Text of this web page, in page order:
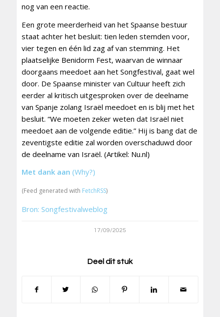
nog van een reactie.
Een grote meerderheid van het Spaanse bestuur
staat achter het besluit: tien leden stemden voor,
vier tegen en één lid zag af van stemming. Het
plaatselijke Benidorm Fest, waarvan de winnaar
doorgaans meedoet aan het Songfestival, gaat wel
door. De Spaanse minister van Cultuur heeft zich
eerder al kritisch uitgesproken over de deelname
van Spanje zolang Israël meedoet en is blij met het
besluit. “We moeten zeker weten dat Israël niet
meedoet aan de volgende editie.” Hij is bang dat de
zeventigste editie zal worden overschaduwd door
de deelname van Israël. (Artikel: Nu.nl)
Met dank aan (Why?)
(Feed generated with FetchRSS)
Bron: Songfestivalweblog
17/09/2025
Deel dit stuk